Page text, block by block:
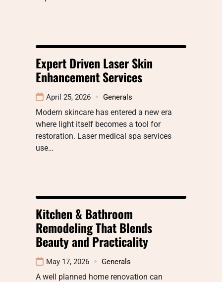
Expert Driven Laser Skin
Enhancement Services
April 25, 2026 Generals
Modern skincare has entered a new era
where light itself becomes a tool for
restoration. Laser medical spa services
use…
Kitchen & Bathroom
Remodeling That Blends
Beauty and Practicality
May 17, 2026 Generals
A well planned home renovation can